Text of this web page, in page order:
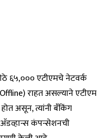
६५,००० एटीएमचे नेटवर्क
राहत असल्याने एटीएम
असून, त्यांनी बँकिंग
कंपन्सेशनची